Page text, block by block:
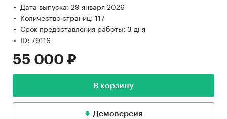
Дата выпуска: 29 января 2026
Количество страниц: 117
Срок предоставления работы: 3 дня
ID: 79116
55 000 ₽
В корзину
Демоверсия